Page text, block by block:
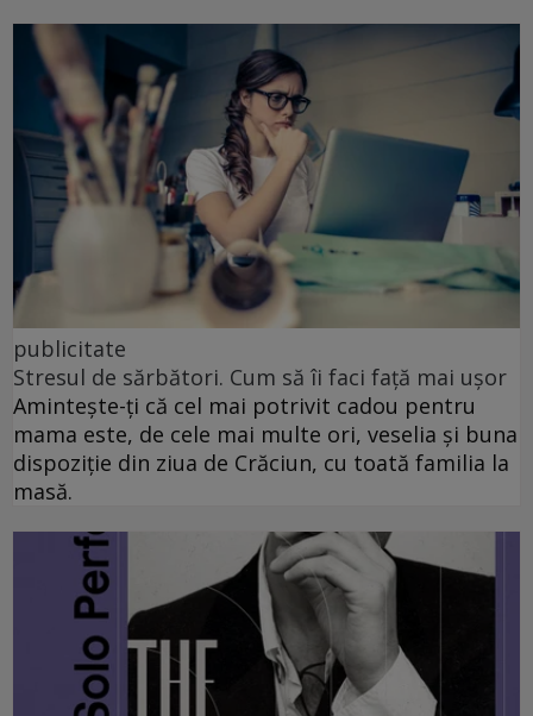
publicitate
Stresul de sărbători. Cum să îi faci față mai ușor
Amintește-ți că cel mai potrivit cadou pentru
mama este, de cele mai multe ori, veselia și buna
dispoziție din ziua de Crăciun, cu toată familia la
masă.